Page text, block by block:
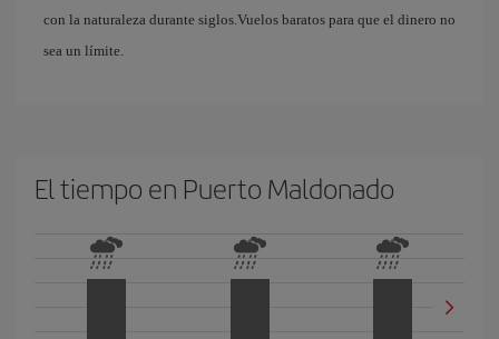
con la naturaleza durante siglos.Vuelos baratos para que el dinero no
sea un límite.
El tiempo en Puerto Maldonado